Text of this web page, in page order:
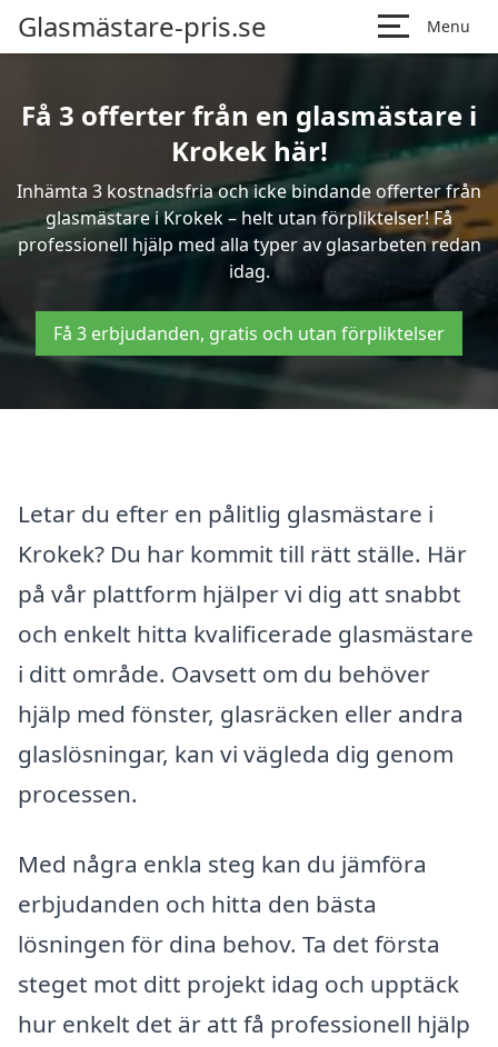
Glasmästare-pris.se Menu
Få 3 offerter från en glasmästare i
Krokek här!
Inhämta 3 kostnadsfria och icke bindande offerter från
glasmästare i Krokek – helt utan förpliktelser! Få
professionell hjälp med alla typer av glasarbeten redan
idag.
Få 3 erbjudanden, gratis och utan förpliktelser
Letar du efter en pålitlig glasmästare i
Krokek? Du har kommit till rätt ställe. Här
på vår plattform hjälper vi dig att snabbt
och enkelt hitta kvalificerade glasmästare
i ditt område. Oavsett om du behöver
hjälp med fönster, glasräcken eller andra
glaslösningar, kan vi vägleda dig genom
processen.
Med några enkla steg kan du jämföra
erbjudanden och hitta den bästa
lösningen för dina behov. Ta det första
steget mot ditt projekt idag och upptäck
hur enkelt det är att få professionell hjälp